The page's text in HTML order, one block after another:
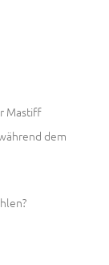
Mastiff
dem